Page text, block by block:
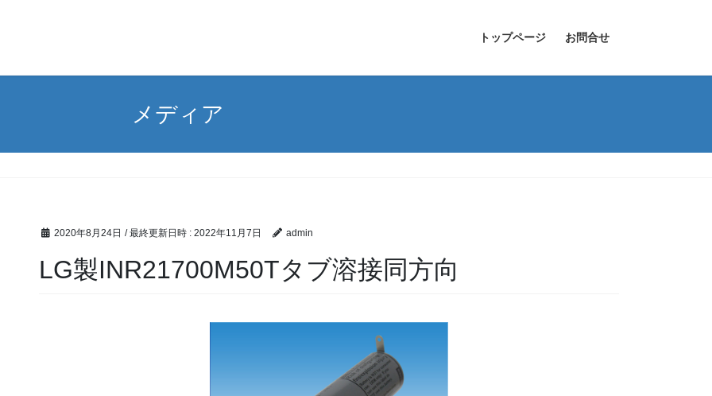
トップページ お問合せ
メディア
2020年8月24日 / 最終更新日時 : 2022年11月7日 admin
LG製INR21700M50Tタブ溶接同方向